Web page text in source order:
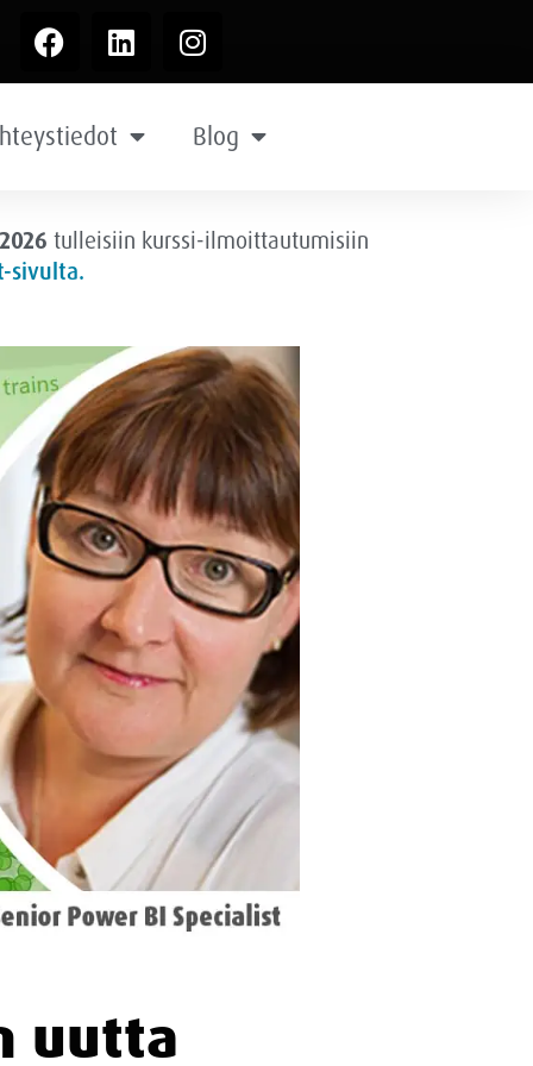
Blog
tulleisiin kurssi-ilmoittautumisiin
sivulta.
uutta